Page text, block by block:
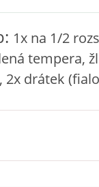
1x na 1/2
tempera,
drátek